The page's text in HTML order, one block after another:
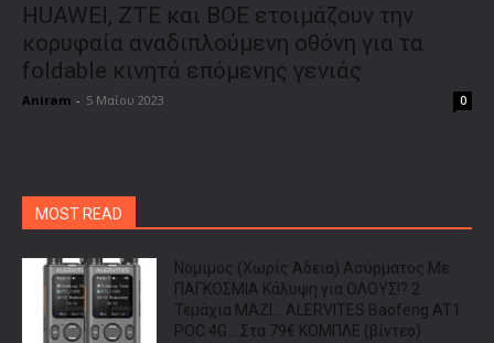
HUAWEI, ZTE και BOE ετοιμάζουν την
κορυφαία αναδιπλούμενη οθόνη για τα
foldable κινητά επόμενης γενιάς
Aniram - 5 Μαΐου 2023 0
MOST READ
Νόμιμος (Χωρίς Άδεια) Ασύρματος Με
ΠΑΓΚΟΣΜΙΑ Κάλυψη για ΟΛΟΥΣ!? 2
Τεμάχια ΜΑΖΙ… ALERVITES Baofeng AT1
POC 4G… Στα 79€ ΚΟΜΠΛΕ (βίντεο)